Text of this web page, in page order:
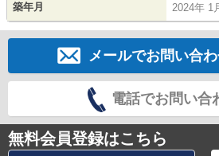
築年月 2024年 1
メールでお問い合
電話でお問い合
無料会員登録はこちら